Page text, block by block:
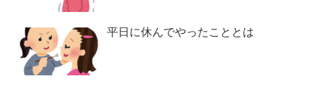
平日に休んでやったこととは